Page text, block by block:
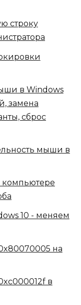
строку
в Windows
замена
сброс
мыши в
компьютере
10 - меняем
на
в